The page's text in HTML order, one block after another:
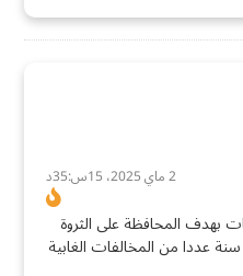
2 ماي 2025، 15س:35د
بهدف المحافظة على الثروة
عددا من المخالفات الغابية